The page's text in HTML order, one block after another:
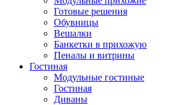
Готовые решения
Обувницы
Вешалки
Банкетки в прихожую
Пеналы и витрины
Гостиная
Модульные гостиные
Гостиная
Диваны